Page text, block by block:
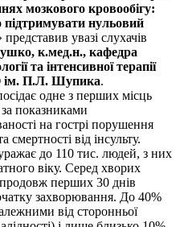
мозкового кровообігу:
підтримувати нульовий
представив увазі слухачів
к.мед.н., кафедра
та інтенсивної терапії
П.Л. Шупика.
одне з перших місць
показниками
на гострі порушення
від інсульту.
до 110 тис. людей, з них
віку. Серед хворих
перших 30 днів
захворювання. До 40%
від сторонньої